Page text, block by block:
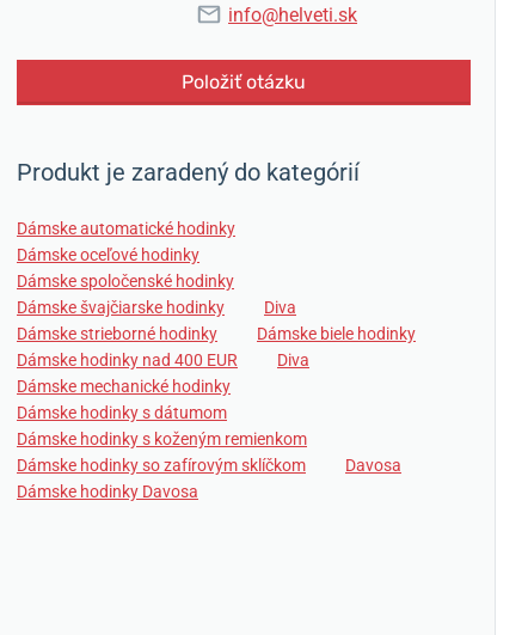
info@helveti.sk
Položiť otázku
Produkt je zaradený do kategórií
Dámske automatické hodinky
Dámske oceľové hodinky
Dámske spoločenské hodinky
Dámske švajčiarske hodinky
Diva
Dámske strieborné hodinky
Dámske biele hodinky
Dámske hodinky nad 400 EUR
Diva
Dámske mechanické hodinky
Dámske hodinky s dátumom
Dámske hodinky s koženým remienkom
Dámske hodinky so zafírovým sklíčkom
Davosa
Dámske hodinky Davosa